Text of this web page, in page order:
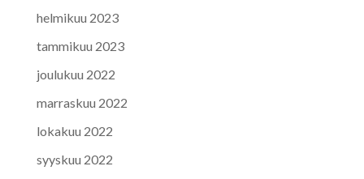
helmikuu 2023
tammikuu 2023
joulukuu 2022
marraskuu 2022
lokakuu 2022
syyskuu 2022